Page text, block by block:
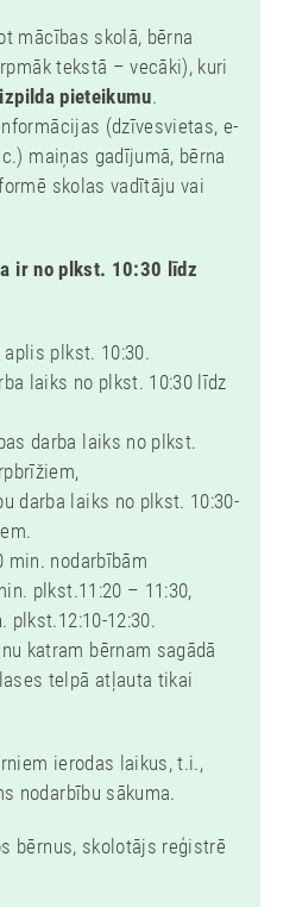
mācības skolā, bērna
tekstā – vecāki), kuri
pieteikumu.
(dzīvesvietas, e-
maiņas gadījumā, bērna
skolas vadītāju vai
ir no plkst. 10:30 līdz
plkst. 10:30.
laiks no plkst. 10:30 līdz
darba laiks no plkst.
darba laiks no plkst. 10:30-
min. nodarbībām
plkst.11:20 – 11:30,
plkst.12:10-12:30.
katram bērnam sagādā
telpā atļauta tikai
ierodas laikus, t.i.,
nodarbību sākuma.
bērnus, skolotājs reģistrē